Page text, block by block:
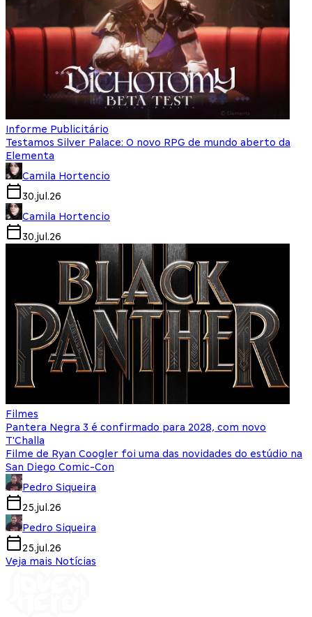
Informe Publicitário
Testamos Silver Palace: O novo RPG de mundo aberto da
Elementa
Camila Hortencio
30.jul.26
Camila Hortencio
30.jul.26
Filmes
Pantera Negra 3 é confirmado para 2028, com novo
T'Challa
Filme de Ryan Coogler foi uma das novidades do estúdio na
San Diego Comic-Con
Pedro Siqueira
25.jul.26
Pedro Siqueira
25.jul.26
Veja mais Notícias